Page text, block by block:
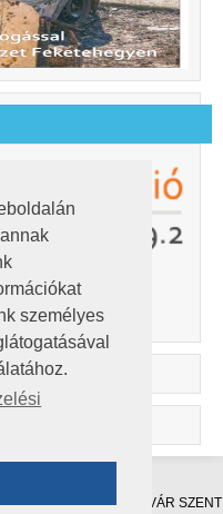
személyes
8000 SZÉKESFEHÉRVÁR SZENT